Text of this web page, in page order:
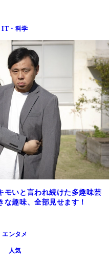
IT・科学
いと言われ続けた多趣味芸
な趣味、全部見せます！
エンタメ
人気